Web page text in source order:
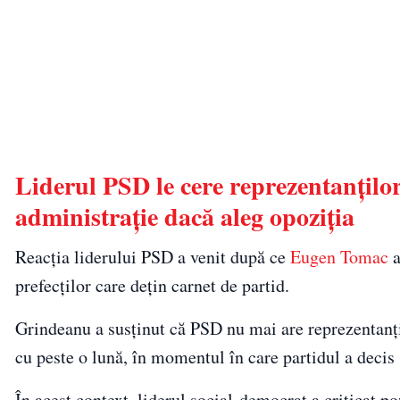
Liderul PSD le cere
administrație dacă aleg opoziția
Reacția liderului PSD a venit după ceEugen Tomac
prefecților care dețin carnet de partid.
Grindeanu a susținut că PSD nu mai are
cu peste o lună, în momentul în care partidul a